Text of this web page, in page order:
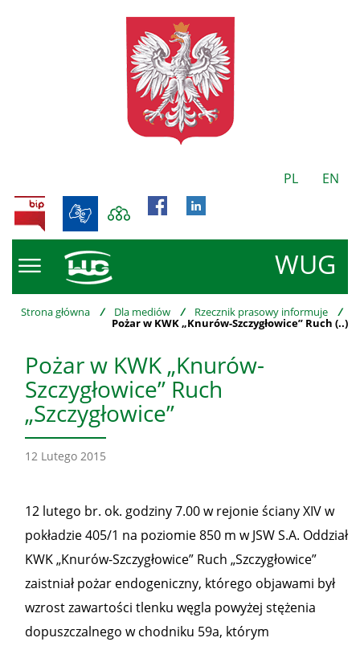
PL EN
WUG
BIP
Strona główna / Dla mediów / Rzecznik prasowy informuje /
Pożar w KWK „Knurów-Szczygłowice” Ruch (..)
Pożar w KWK „Knurów-
Szczygłowice” Ruch
„Szczygłowice”
12 Lutego 2015
12 lutego br. ok. godziny 7.00 w rejonie ściany XIV w
pokładzie 405/1 na poziomie 850 m w JSW S.A. Oddział
KWK „Knurów-Szczygłowice” Ruch „Szczygłowice”
zaistniał pożar endogeniczny, którego objawami był
wzrost zawartości tlenku węgla powyżej stężenia
dopuszczalnego w chodniku 59a, którym